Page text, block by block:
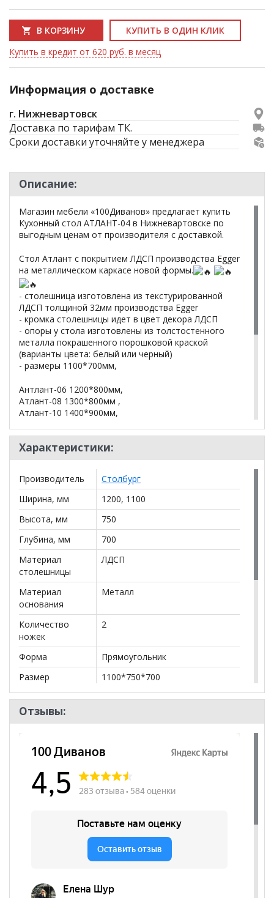
В КОРЗИНУ
КУПИТЬ В ОДИН КЛИК
Купить в кредит от 620 руб. в месяц
Информация о доставке
г. Нижневартовск
Доставка по тарифам ТК.
Сроки доставки уточняйте у менеджера
Описание:
Магазин мебели «100Диванов» предлагает купить
Кухонный стол АТЛАНТ-04 в Нижневартовске по
выгодным ценам от производителя с доставкой.
Стол Атлант с покрытием ЛДСП производства Egger
на металлическом каркасе новой формы.
- столешница изготовлена из текстурированной
ЛДСП толщиной 32мм производства Egger
- кромка столешницы идет в цвет декора ЛДСП
- опоры у стола изготовлены из толстостенного
металла покрашенного порошковой краской
(варианты цвета: белый или черный)
- размеры 1100*700мм,
Антлант-06 1200*800мм,
Атлант-08 1300*800мм ,
Атлант-10 1400*900мм,
*Дополнительную информацию о том, как купить
Кухонный стол АТЛАНТ-04
менеджера по телефону+79292022735
**Цены на официальном сайте100диванов.com
действительны только для интернет-магазина
могут отличаться от цен в розничных магазинах-
салонах сети!
Характеристики:
Производитель
Столбург
Ширина, мм
1200, 1100
Высота, мм
750
Глубина, мм
700
Материал
столешницы
ЛДСП
Материал
основания
Металл
Количество
ножек
2
Форма
Прямоугольник
Размер
1100*750*700
Форма ножек
Трапеция
Цвет основания
столешницы
Изображение
фотопечати
Нет
Лофт, Эко-стиль, Современный
Отзывы: